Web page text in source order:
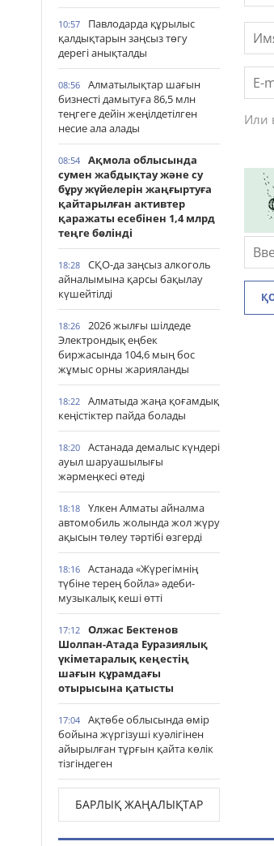
10:57
Павлодарда құрылыс
қалдықтарын заңсыз төгу
дерегі анықталды
08:56
Алматылықтар шағын
бизнесті дамытуға 86,5 млн
теңгеге дейін жеңілдетілген
несие ала алады
08:54
Ақмола облысында
сумен жабдықтау және су
бұру жүйелерін жаңғыртуға
қайтарылған активтер
қаражаты есебінен 1,4 млрд
теңге бөлінді
18:28
СҚО-да заңсыз алкоголь
айналымына қарсы бақылау
күшейтілді
18:26
2026 жылғы шілдеде
Электрондық еңбек
биржасында 104,6 мың бос
жұмыс орны жарияланды
18:22
Алматыда жаңа қоғамдық
кеңістіктер пайда болады
18:20
Астанада демалыс күндері
ауыл шаруашылығы
жәрмеңкесі өтеді
18:18
Үлкен Алматы айналма
автомобиль жолында жол жүру
ақысын төлеу тәртібі өзгерді
18:16
Астанада «Жүрегімнің
түбіне терең бойла» әдеби-
музыкалық кеші өтті
17:12
Олжас Бектенов
Шолпан-Атада Еуразиялық
үкіметаралық кеңестің
шағын құрамдағы
отырысына қатысты
17:04
Ақтөбе облысында өмір
бойына жүргізуші куәлігінен
айырылған тұрғын қайта көлік
тізгіндеген
БАРЛЫҚ ЖАҢАЛЫҚТАР
Или